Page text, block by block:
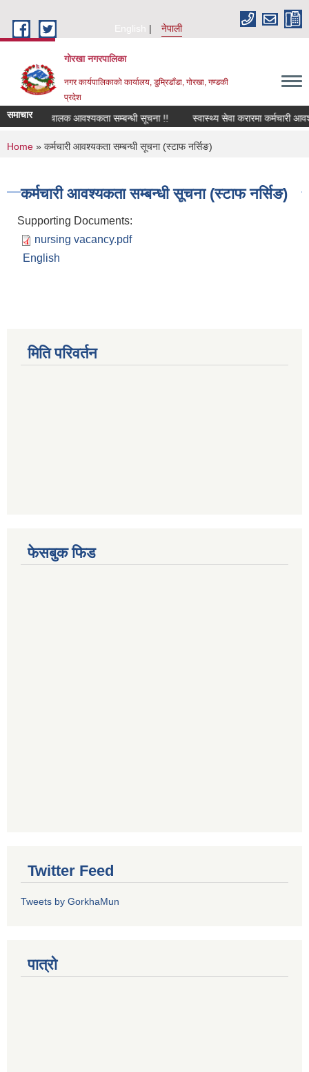
English
नेपाली
गोरखा नगरपालिका
नगर कार्यपालिकाको कार्यालय, डुम्रिडाँडा, गोरखा, गण्डकी
प्रदेश
समाचारसवारी चालक आवश्यकता सम्बन्धी सूचना !! स्वास्थ्य सेवा करारमा कर्मचारी
You are here
Home » कर्मचारी आवश्यकता सम्बन्धी सूचना (स्टाफ नर्सिङ)
कर्मचारी आवश्यकता सम्बन्धी सूचना (स्टाफ नर्सिङ)
Supporting Documents:
nursing vacancy.pdf
English
मिति परिवर्तन
फेसबुक फिड
Twitter Feed
Tweets by GorkhaMun
पात्रो